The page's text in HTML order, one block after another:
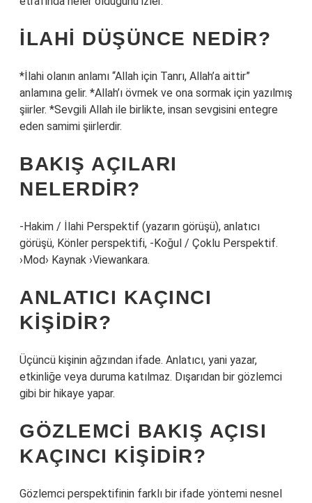
İLAHI DÜŞÜNCE NEDIR?
*İlahi olanın anlamı “Allah için Tanrı, Allah’a aittir”
anlamına gelir. *Allah’ı övmek ve ona sormak için yazılmış
şiirler. *Sevgili Allah ile birlikte, insan sevgisini entegre
eden samimi şiirlerdir.
BAKIŞ AÇILARI
NELERDIR?
-Hakim / İlahi Perspektif (yazarın görüşü), anlatıcı
görüşü, Könler perspektifi, -Koğul / Çoklu Perspektif.
›Mod› Kaynak ›Viewankara.
ANLATICI KAÇINCI
KIŞIDIR?
Üçüncü kişinin ağzından ifade. Anlatıcı, yani yazar,
etkinliğe veya duruma katılmaz. Dışarıdan bir gözlemci
gibi bir hikaye yapar.
GÖZLEMCI BAKIŞ AÇISI
KAÇINCI KIŞIDIR?
Gözlemci perspektifinin farklı bir ifade yöntemi nesnel